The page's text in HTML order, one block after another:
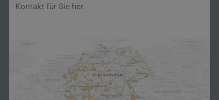
Kontakt für Sie her.